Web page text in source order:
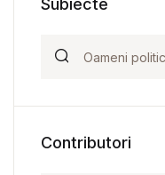
Subiecte
Contributori